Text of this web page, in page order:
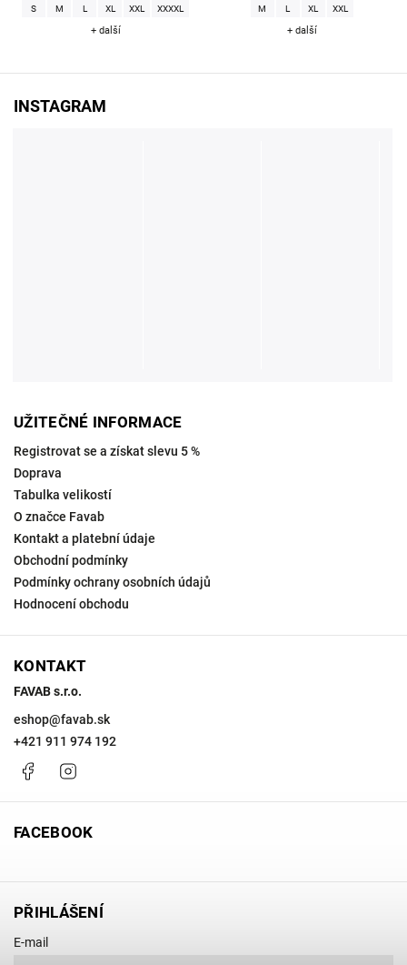
S M L XL XXL XXXXL
+ další
M L XL XXL
+ další
UŽITEČNÉ INFORMACE
Registrovat se a získat slevu 5 %
Doprava
Tabulka velikostí
O značce Favab
Kontakt a platební údaje
Obchodní podmínky
Podmínky ochrany osobních údajů
Hodnocení obchodu
KONTAKT
FAVAB s.r.o.
eshop@favab.sk
+421 911 974 192
Facebook
FACEBOOK
INSTAGRAM
PŘIHLÁŠENÍ
E-mail